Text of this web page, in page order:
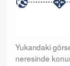
Yukarıdaki
neresinde